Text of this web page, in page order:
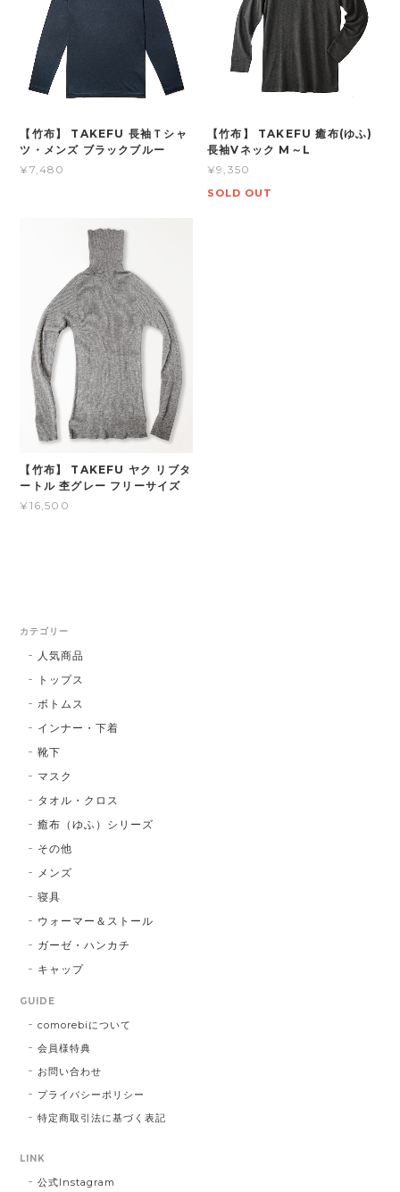
【竹布】 TAKEFU 長袖Ｔシャ
ツ・メンズ ブラックブルー
¥7,480
【竹布】 TAKEFU 癒布(ゆふ)
長袖Vネック M～L
¥9,350
SOLD OUT
【竹布】 TAKEFU ヤク リブタ
ートル 杢グレー フリーサイズ
¥16,500
カテゴリー
人気商品
トップス
ボトムス
インナー・下着
靴下
マスク
タオル・クロス
癒布（ゆふ）シリーズ
その他
メンズ
寝具
ウォーマー＆ストール
ガーゼ・ハンカチ
キャップ
GUIDE
comorebiについて
会員様特典
お問い合わせ
プライバシーポリシー
特定商取引法に基づく表記
LINK
公式Instagram